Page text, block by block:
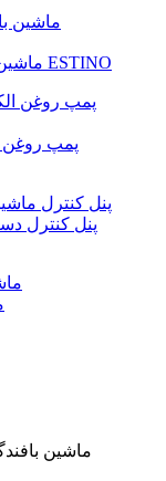
ماشین بافندگی حلقوی تک جرسی ۶ آج ESTINO
پمپ روغن
پنل کنترل